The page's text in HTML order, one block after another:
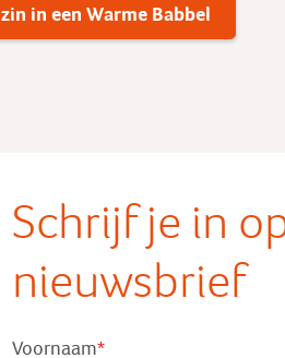
zin in een Warme Babbel
Schrijf je in
nieuwsbrief
Voornaam*